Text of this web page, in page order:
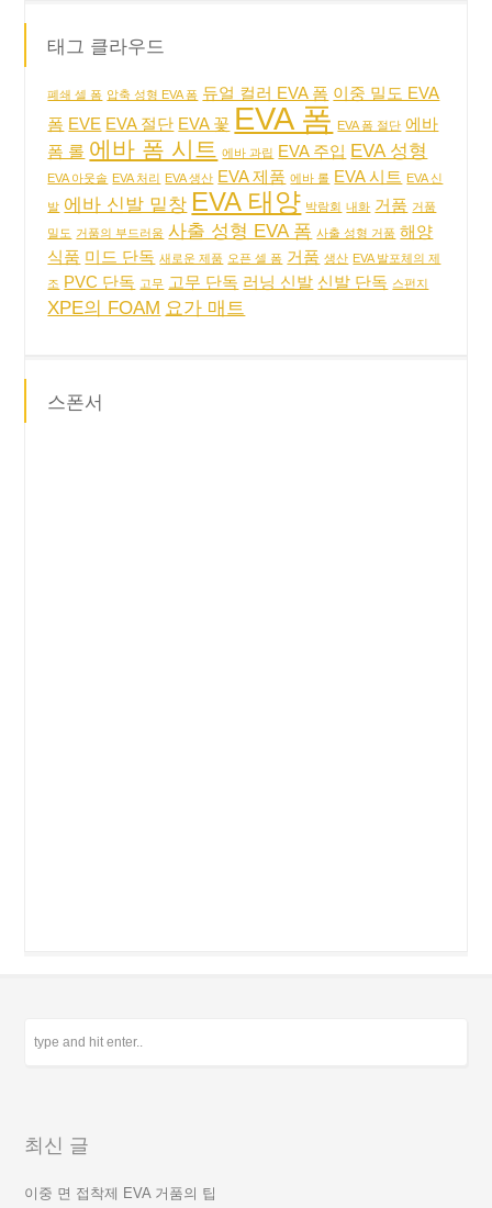
태그 클라우드
폐쇄 셀 폼 압축 성형 EVA 폼 듀얼 컬러 EVA 폼 이중 밀도 EVA
폼 EVE EVA 절단 EVA 꽃 EVA 폼 EVA 폼 절단 에바
폼 롤 에바 폼 시트 에바 과립 EVA 주입 EVA 성형
EVA 아웃솔 EVA 처리 EVA 생산 EVA 제품 에바 롤 EVA 시트 EVA 신
발 에바 신발 밑창 EVA 태양 박람회 내화 거품 거품
밀도 거품의 부드러움 사출 성형 EVA 폼 사출 성형 거품 해양
식품 미드 단독 새로운 제품 오픈 셀 폼 거품 생산 EVA 발포체의 제
조 PVC 단독 고무 고무 단독 러닝 신발 신발 단독 스펀지
XPE의 FOAM 요가 매트
스폰서
최신 글
이중 면 접착제 EVA 거품의 팁